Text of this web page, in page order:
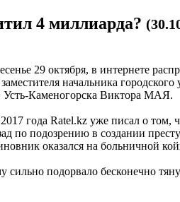
4 миллиарда?
29 октября, в интернете
начальника
Усть-Каменогорска Виктора МАЯ.
года Ratel.kz уже писал о том,
по подозрению в создании
оказался на больничной
подорвало бесконечно